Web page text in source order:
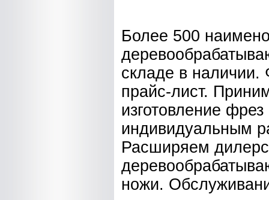
Более 500
складе в
прайс-лист.
изготовление
индивидуальным
Расширяем
ножи.